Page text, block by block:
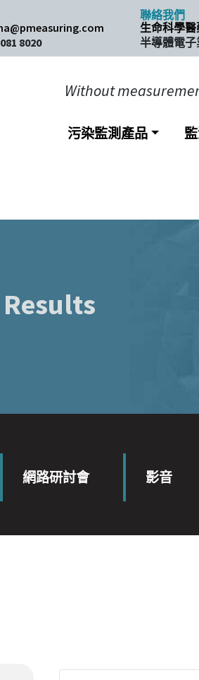
8020
聯絡我們
生命科學
半導體電
Without
污染監測產品
網路研討會 影音